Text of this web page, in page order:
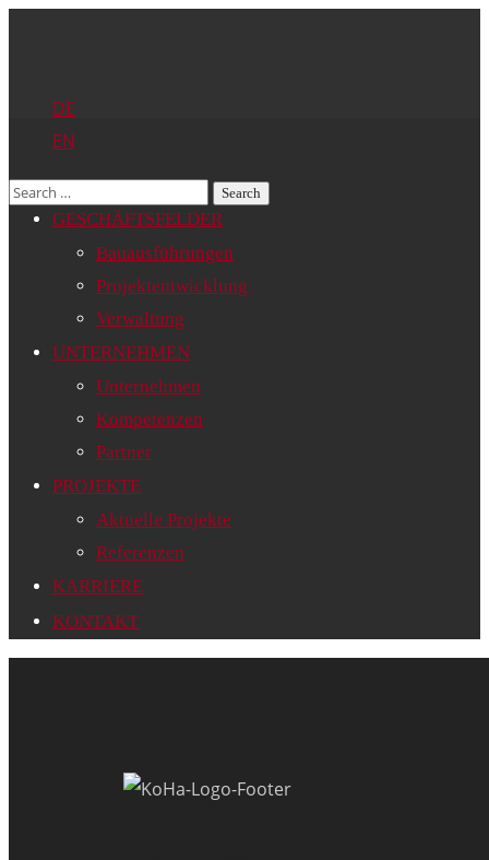
DE
EN
GESCHÄFTSFELDER
Bauausführungen
Projektentwicklung
Verwaltung
UNTERNEHMEN
Unternehmen
Kompetenzen
Partner
PROJEKTE
Aktuelle Projekte
Referenzen
KARRIERE
KONTAKT